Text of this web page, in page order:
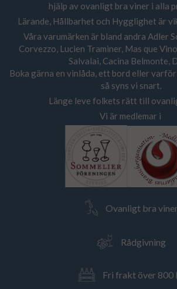
hjälp av ovanligt bra viner i alla
Lärande, Hållbarhet och Hygglighet är
Våra varumärken är bland andra Adler
Corvezzo, Lucien Traminer, Mas que
Salvalai, Cacina Belmonte,
Boka gärna en vinlåda, ett bord eller
så syns vi snart.
Länge leve folkets rätt till
Vi är medlemar i
Ovanligt bra
Rådgivning
Fri frakt över 800